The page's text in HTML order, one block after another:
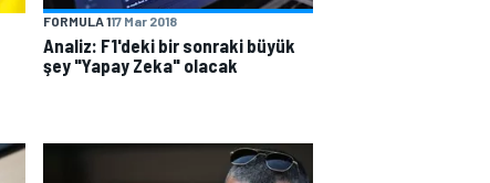
FORMULA 117 Mar 2018
Analiz: F1'deki bir sonraki büyük
şey "Yapay Zeka" olacak